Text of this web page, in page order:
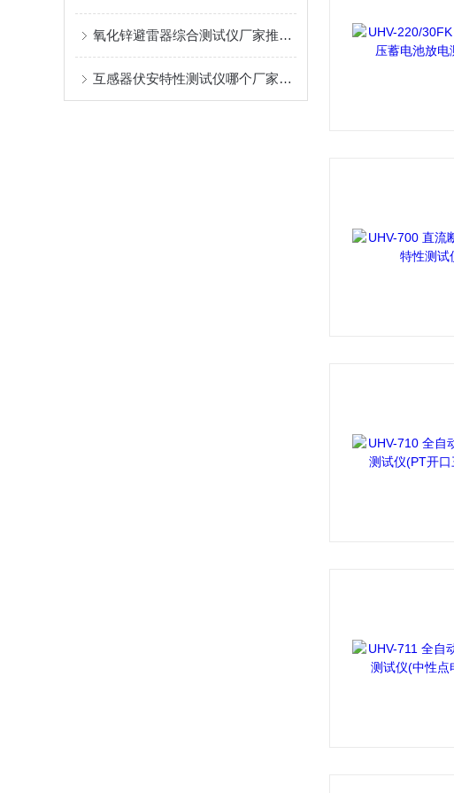
氧化锌避雷器综合测试仪厂家推荐：这家企业以口碑赢得市场关注
互感器伏安特性测试仪哪个厂家好？聚焦武汉特高压的务实选择